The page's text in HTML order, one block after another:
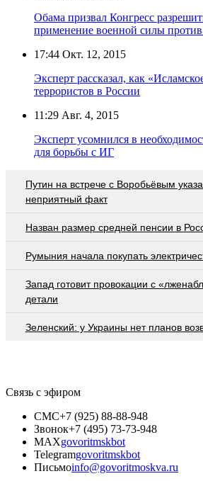
Обама призвал Конгресс
применение военной силы
17:44 Окт. 12, 2015
Эксперт рассказал, как
террористов в России
11:29 Авг. 4, 2015
Эксперт усомнился в
для борьбы с ИГ
Путин на встрече с Воробьёвым
неприятный факт
Назван размер средней пенсии в
Румыния начала покупать
Запад готовит провокации с
детали
Зеленский: у Украины нет планов
Связь с эфиром
СМС+7 (925) 88-88-948
Звонок+7 (495) 73-73-948
MAXgovoritmskbot
Telegramgovoritmskbot
Письмоinfo@govoritmoskva.ru